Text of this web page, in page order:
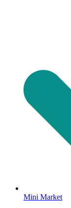
Mini Market